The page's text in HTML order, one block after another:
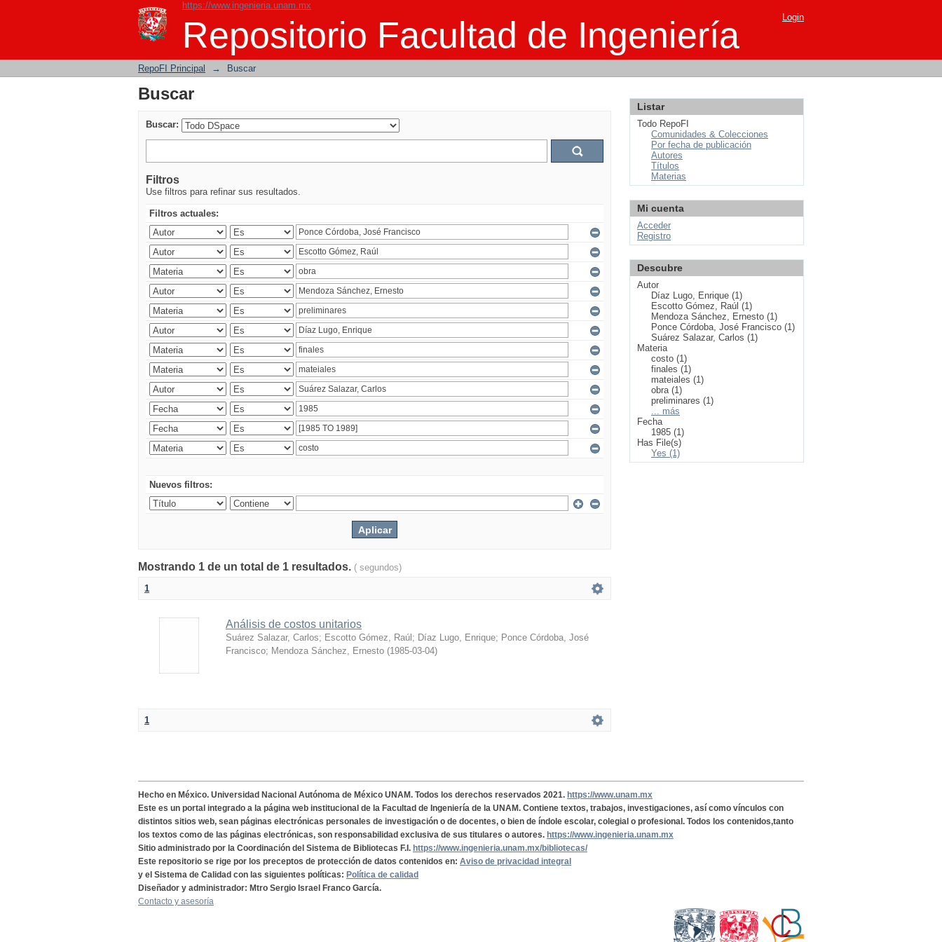
https://www.ingenieria.unam.mx
Repositorio Facultad de Ingeniería
Buscar Login
RepoFI Principal → Buscar
Buscar
Buscar:
Filtros
Use filtros para refinar sus resultados.
Filtros actuales:
Nuevos filtros:
Mostrando 1 de un total de 1 resultados. ( segundos)
1
Análisis de costos unitarios
Suárez Salazar, Carlos; Escotto Gómez, Raúl ; Díaz Lugo, Enrique; Ponce Córdoba, José
Francisco; Mendoza Sánchez, Ernesto (1985-03-04)
1
Listar
Todo RepoFI
Comunidades & Colecciones
Por fecha de publicación
Autores
Títulos
Materias
Mi cuenta
Acceder
Registro
Descubre
Autor
Díaz Lugo, Enrique (1)
Escotto Gómez, Raúl (1)
Mendoza Sánchez, Ernesto (1)
Ponce Córdoba, José Francisco (1)
Suárez Salazar, Carlos (1)
Materia
costo (1)
finales (1)
mateiales (1)
obra (1)
preliminares (1)
... más
Fecha
1985 (1)
Has File(s)
Yes (1)
Hecho en México. Universidad Nacional Autónoma de México UNAM. Todos los derechos reservados 2021. https://www.unam.mx
Este es un portal integrado a la página web institucional de la Facultad de Ingeniería de la UNAM. Contiene textos, trabajos, investigaciones, así como vínculos con
distintos sitios web, sean páginas electrónicas personales de investigación o de docentes, o bien de índole escolar, colegial o profesional. Todos los contenidos,tanto
los textos como de las páginas electrónicas, son responsabilidad exclusiva de sus titulares o autores. https://www.ingenieria.unam.mx
Sitio administrado por la Coordinación del Sistema de Bibliotecas F.I. https://www.ingenieria.unam.mx/bibliotecas/
Este repositorio se rige por los preceptos de protección de datos contenidos en: Aviso de privacidad integral
y el Sistema de Calidad con las siguientes políticas: Política de calidad
Diseñador y administrador: Mtro Sergio Israel Franco García.
Contacto y asesoría